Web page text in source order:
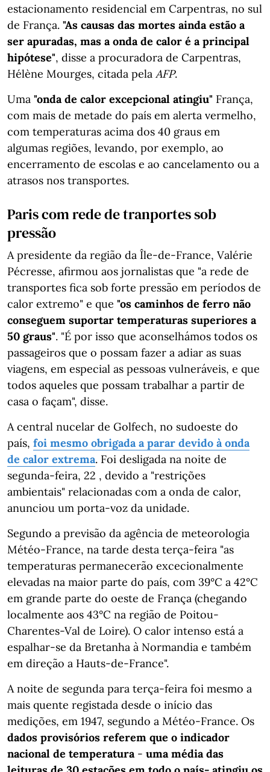
estacionamento residencial em Carpentras, no sul
de França. "As causas das mortes ainda estão a
ser apuradas, mas a onda de calor é a principal
hipótese", disse a procuradora de Carpentras,
Hélène Mourges, citada pela AFP.
Uma "onda de calor excepcional atingiu" França,
com mais de metade do país em alerta vermelho,
com temperaturas acima dos 40 graus em
algumas regiões, levando, por exemplo, ao
encerramento de escolas e ao cancelamento ou a
atrasos nos transportes.
Paris com rede de tranportes sob
pressão
A presidente da região da Île-de-France, Valérie
Pécresse, afirmou aos jornalistas que "a rede de
transportes fica sob forte pressão em períodos de
calor extremo" e que "os caminhos de ferro não
conseguem suportar temperaturas superiores a
50 graus". "É por isso que aconselhámos todos os
passageiros que o possam fazer a adiar as suas
viagens, em especial as pessoas vulneráveis, e que
todos aqueles que possam trabalhar a partir de
casa o façam", disse.
A central nucelar de Golfech, no sudoeste do
país, foi mesmo obrigada a parar devido à onda
de calor extrema. Foi desligada na noite de
segunda-feira, 22 , devido a "restrições
ambientais" relacionadas com a onda de calor,
anunciou um porta-voz da unidade.
Segundo a previsão da agência de meteorologia
Météo-France, na tarde desta terça-feira "as
temperaturas permanecerão excecionalmente
elevadas na maior parte do país, com 39°C a 42°C
em grande parte do oeste de França (chegando
localmente aos 43°C na região de Poitou-
Charentes-Val de Loire). O calor intenso está a
espalhar-se da Bretanha à Normandia e também
em direção a Hauts-de-France".
A noite de segunda para terça-feira foi mesmo a
mais quente registada desde o início das
medições, em 1947, segundo a Météo-France. Os
dados provisórios referem que o indicador
nacional de temperatura- uma média das